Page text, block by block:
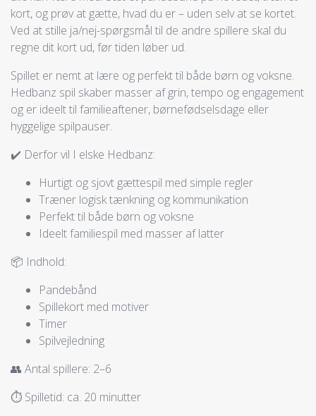
kort, og prøv at gætte, hvad du er – uden selv at se kortet.
Ved at stille ja/nej-spørgsmål til de andre spillere skal du
regne dit kort ud, før tiden løber ud.
Spillet er nemt at lære og perfekt til både børn og voksne.
Hedbanz spil skaber masser af grin, tempo og engagement
og er ideelt til familieaftener, børnefødselsdage eller
hyggelige spilpauser.
✔️ Derfor vil I elske Hedbanz:
Hurtigt og sjovt gættespil med simple regler
Træner logisk tænkning og kommunikation
Perfekt til både børn og voksne
Ideelt familiespil med masser af latter
📦 Indhold:
Pandebånd
Spillekort med motiver
Timer
Spilvejledning
👥 Antal spillere: 2–6
⏱ Spilletid: ca. 20 minutter